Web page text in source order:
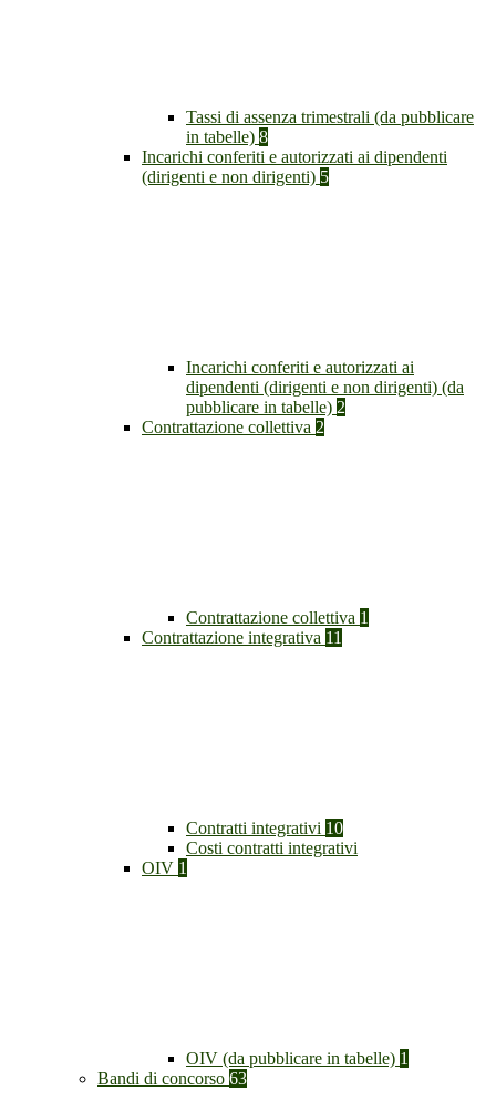
Tassi di assenza trimestrali (da pubblicare
in tabelle) 8
Incarichi conferiti e autorizzati ai dipendenti
(dirigenti e non dirigenti) 5
Incarichi conferiti e autorizzati ai
dipendenti (dirigenti e non dirigenti) (da
pubblicare in tabelle) 2
Contrattazione collettiva 2
Contrattazione collettiva 1
Contrattazione integrativa 11
Contratti integrativi 10
Costi contratti integrativi
OIV 1
OIV (da pubblicare in tabelle) 1
Bandi di concorso 63